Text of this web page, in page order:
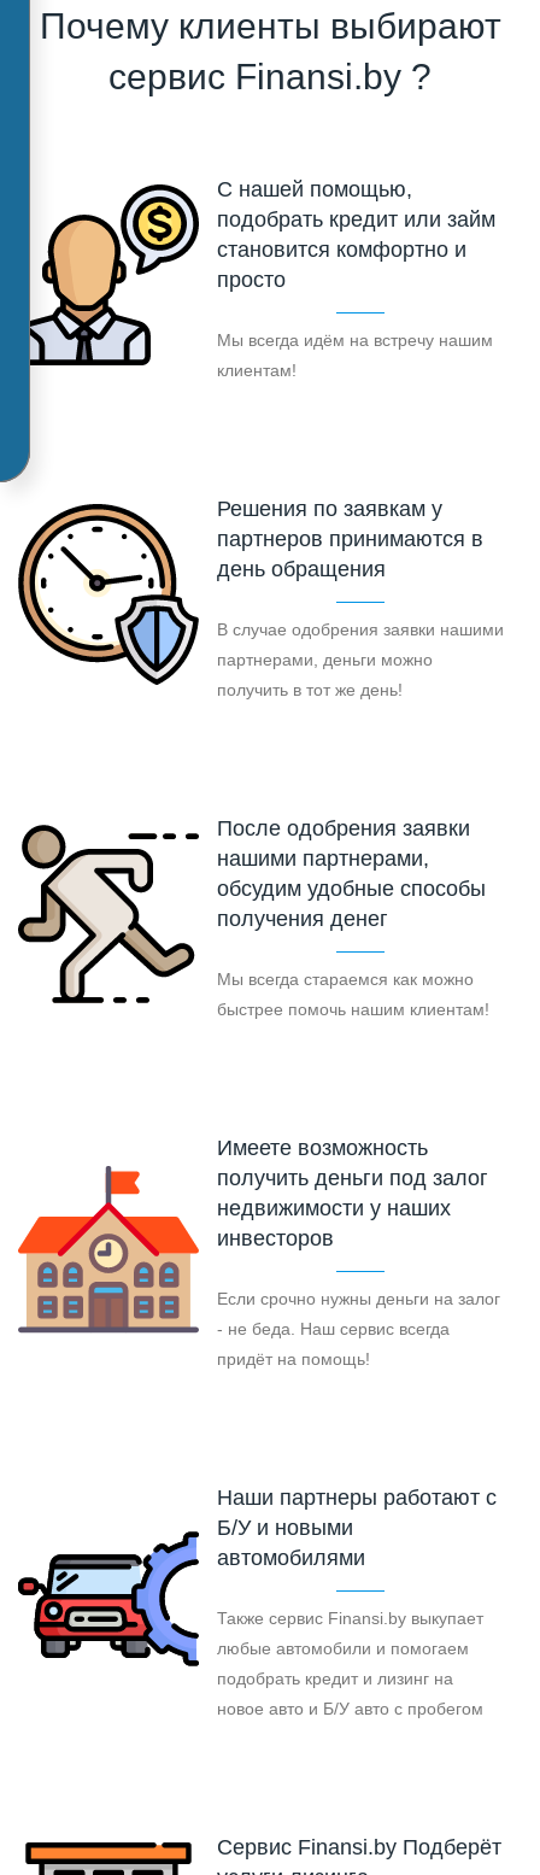
Почему клиенты выбирают
сервис Finansi.by ?
С нашей помощью,
подобрать кредит или займ
становится комфортно и
просто
Мы всегда идём на встречу нашим
клиентам!
Решения по заявкам у
партнеров принимаются в
день обращения
В случае одобрения заявки нашими
партнерами, деньги можно
получить в тот же день!
После одобрения заявки
нашими партнерами,
обсудим удобные способы
получения денег
Мы всегда стараемся как можно
быстрее помочь нашим клиентам!
Имеете возможность
получить деньги под залог
недвижимости у наших
инвесторов
Если срочно нужны деньги на залог
- не беда. Наш сервис всегда
придёт на помощь!
Наши партнеры работают с
Б/У и новыми
автомобилями
Также сервис Finansi.by выкупает
любые автомобили и помогаем
подобрать кредит и лизинг на
новое авто и Б/У авто с пробегом
Cервис Finansi.by Подберёт